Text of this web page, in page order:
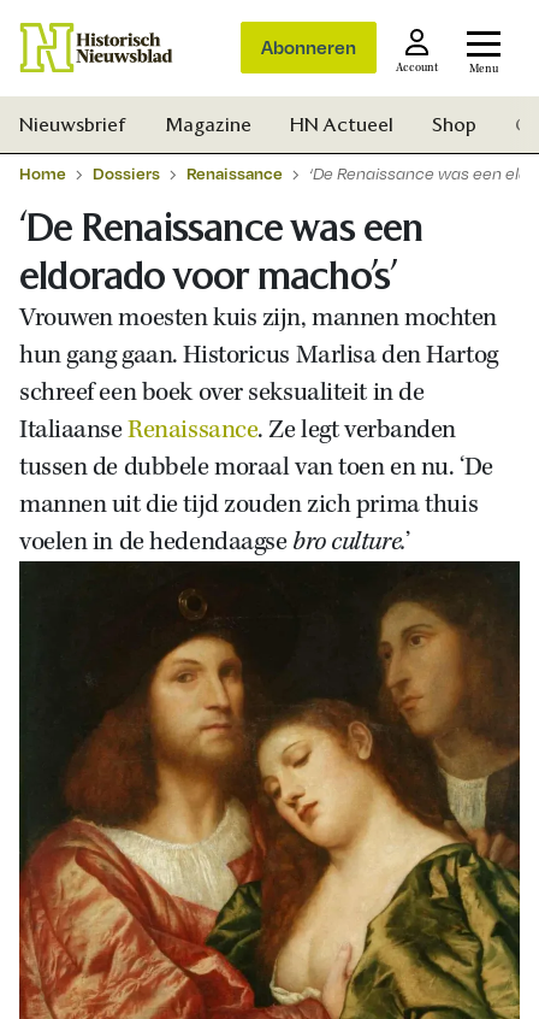
Abonneren
Account Menu
Zoek
Nieuwsbrief Magazine HN Actueel Shop
Home Dossiers Renaissance ‘De Renaissance was een
‘De Renaissance was een
eldorado voor macho’s’
Vrouwen moesten kuis zijn, mannen mochten
hun gang gaan. Historicus Marlisa den Hartog
schreef een boek over seksualiteit in de
ItaliaanseRenaissance. Ze legt verbanden
tussen de dubbele moraal van toen en nu. ‘De
mannen uit die tijd zouden zich prima thuis
voelen in de hedendaagsebro culture.’